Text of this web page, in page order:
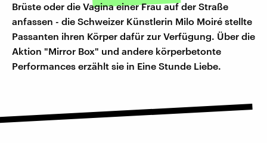
Brüste oder die Vagina einer Frau auf der Straße
anfassen - die Schweizer Künstlerin Milo Moiré stellte
Passanten ihren Körper dafür zur Verfügung. Über die
Aktion "Mirror Box" und andere körperbetonte
Performances erzählt sie in Eine Stunde Liebe.